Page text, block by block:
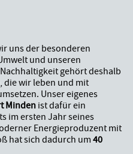
uns der besonderen
und unseren
gehört deshalb
die wir leben und mit
Unser eigenes
Minden ist dafür ein
im ersten Jahr seines
Energieproduzent mit
hat sich dadurch um 40